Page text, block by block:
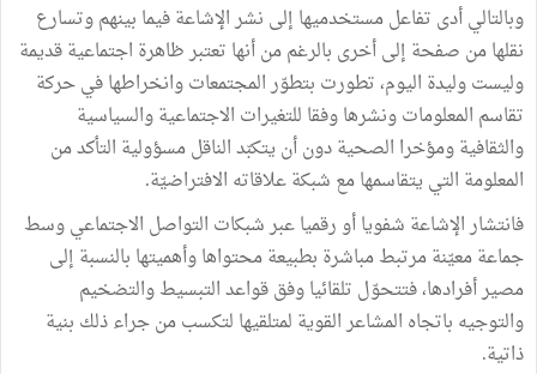
وبالتالي أدى تفاعل مستخدميها إلى نشر الإشاعة فيما بينهم وتسارع
نقلها من صفحة إلى أخرى بالرغم من أنها تعتبر ظاهرة اجتماعية قديمة
وليست وليدة اليوم، تطورت بتطوّر المجتمعات وانخراطها في حركة
تقاسم المعلومات ونشرها وفقا للتغيرات الاجتماعية والسياسية
والثقافية ومؤخرا الصحية دون أن يتكبّد الناقل مسؤولية التأكد من
المعلومة التي يتقاسمها مع شبكة علاقاته الافتراضيّة.
فانتشار الإشاعة شفويا أو رقميا عبر شبكات التواصل الاجتماعي وسط
جماعة معيّنة مرتبط مباشرة بطبيعة محتواها وأهميتها بالنسبة إلى
مصير أفرادها، فتتحوّل تلقائيا وفق قواعد التبسيط والتضخيم
والتوجيه باتجاه المشاعر القوية لمتلقيها لتكسب من جراء ذلك بنية
ذاتية.